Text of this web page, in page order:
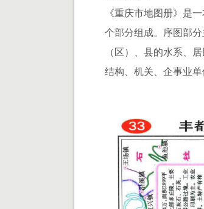
《重庆市地图册》是
个部分组成。序图部
（区）、县的水系、
结构、机关、企事业